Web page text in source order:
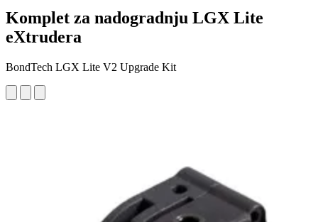
Komplet za nadogradnju LGX Lite
eXtrudera
BondTech LGX Lite V2 Upgrade Kit